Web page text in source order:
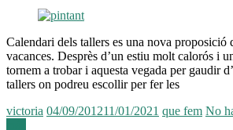
Calendari dels tallers es una nova proposició
vacances. Desprès d’un estiu molt calorós i
tornem a trobar i aquesta vegada per gaudir
tallers on podreu escollir per fer les
victoria 04/09/201211/01/2021 que fem No